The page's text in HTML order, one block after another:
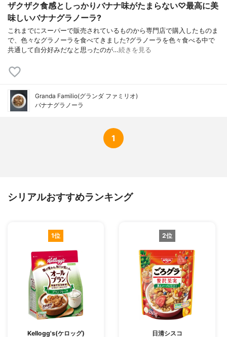
ザクザク食感としっかりバナナ味がたまらない♡最高に美
味しいバナナグラノーラ?
これまでにスーパーで販売されているものから専門店で購入したものま
で、色々なグラノーラを食べてきました?グラノーラを色々食べる中で
共通して自分好みだなと思ったのが…続きを見る
Granda Familio(グランダ ファミリオ)
バナナグラノーラ
1
シリアルおすすめランキング
1位
Kellogg's(ケロッグ)
2位
日清シスコ